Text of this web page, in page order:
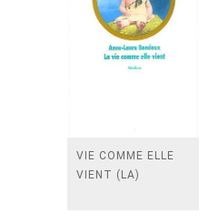
VIE COMME ELLE
VIENT (LA)